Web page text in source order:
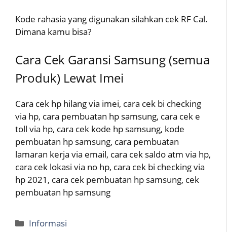
Kode rahasia yang digunakan silahkan cek RF Cal.
Dimana kamu bisa?
Cara Cek Garansi Samsung (semua
Produk) Lewat Imei
Cara cek hp hilang via imei, cara cek bi checking
via hp, cara pembuatan hp samsung, cara cek e
toll via hp, cara cek kode hp samsung, kode
pembuatan hp samsung, cara pembuatan
lamaran kerja via email, cara cek saldo atm via hp,
cara cek lokasi via no hp, cara cek bi checking via
hp 2021, cara cek pembuatan hp samsung, cek
pembuatan hp samsung
Categories
Informasi